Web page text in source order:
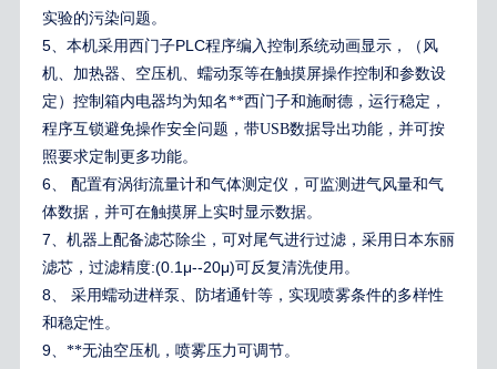
实验的污染问题。
5、本机采用西门子PLC程序编入控制系统动画显示，（风
机、加热器、空压机、蠕动泵等在触摸屏操作控制和参数设
定）控制箱内电器均为知名**西门子和施耐德，运行稳定，
程序互锁避免操作安全问题，带USB数据导出功能，并可按
照要求定制更多功能。
6、
配置有涡街流量计和气体测定仪，可监测进气风量和气
体数据，并可在触摸屏上实时显示数据。
7、机器上配备滤芯除尘，可对尾气进行过滤，采用日本东丽
滤芯，过滤精度:(0.1μ--20μ)可反复清洗使用。
8、
采用蠕动进样泵、防堵通针等，实现喷雾条件的多样性
和稳定性。
9、**无油空压机，喷雾压力可调节。